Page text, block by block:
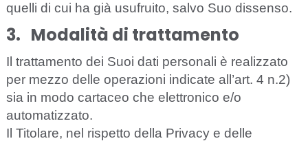
que i di cui ha già usufruito, sa lvo Suo dissenso.
3. Modalità di trattamento
I l trattamento dei Suoi dati persona li è rea izzato
per mezzo de e operazioni indicate a ’art. 4 n.2)
sia in modo cartaceo che e ettronico e/o
automatizzato.
I l Titolare, nel rispetto della Privacy e delle